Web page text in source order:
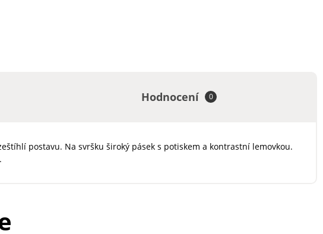
Hodnocení 0
postavu. Na svršku široký pásek s potiskem a kontrastní lemovkou.